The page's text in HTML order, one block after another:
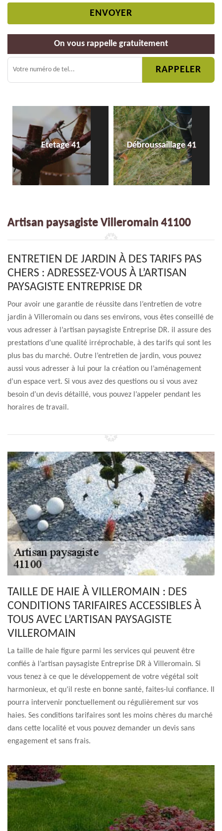
On vous rappelle gratuitement
Etetage 41 Débroussaillage 41
Artisan paysagiste Villeromain 41100
ENTRETIEN DE JARDIN À DES TARIFS PAS
CHERS : ADRESSEZ-VOUS À L’ARTISAN
PAYSAGISTE ENTREPRISE DR
Pour avoir une garantie de réussite dans l’entretien de votre
jardin à Villeromain ou dans ses environs, vous êtes conseillé de
vous adresser à l’artisan paysagiste Entreprise DR. il assure des
prestations d’une qualité irréprochable, à des tarifs qui sont les
plus bas du marché. Outre l’entretien de jardin, vous pouvez
aussi vous adresser à lui pour la création ou l’aménagement
d’un espace vert. Si vous avez des questions ou si vous avez
besoin d’un devis détaillé, vous pouvez l’appeler pendant les
horaires de travail.
TAILLE DE HAIE À VILLEROMAIN : DES
CONDITIONS TARIFAIRES ACCESSIBLES À
TOUS AVEC L’ARTISAN PAYSAGISTE
VILLEROMAIN
La taille de haie figure parmi les services qui peuvent être
confiés à l’artisan paysagiste Entreprise DR à Villeromain. Si
vous tenez à ce que le développement de votre végétal soit
harmonieux, et qu’il reste en bonne santé, faites-lui confiance. Il
pourra intervenir ponctuellement ou régulièrement sur vos
haies. Ses conditions tarifaires sont les moins chères du marché
dans cette localité et vous pouvez demander un devis sans
engagement et sans frais.